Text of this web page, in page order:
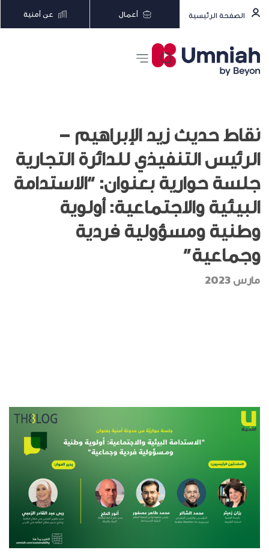
الصفحة الرئيسية أعمال عن أمنية
نقاط حديث زيد الإبراهيم –
الرئيس التنفيذي للدائرة التجارية
جلسة حوارية بعنوان: “الاستدامة
البيئية والاجتماعية: أولوية
وطنية ومسؤولية فردية
وجماعية”
مارس 2023